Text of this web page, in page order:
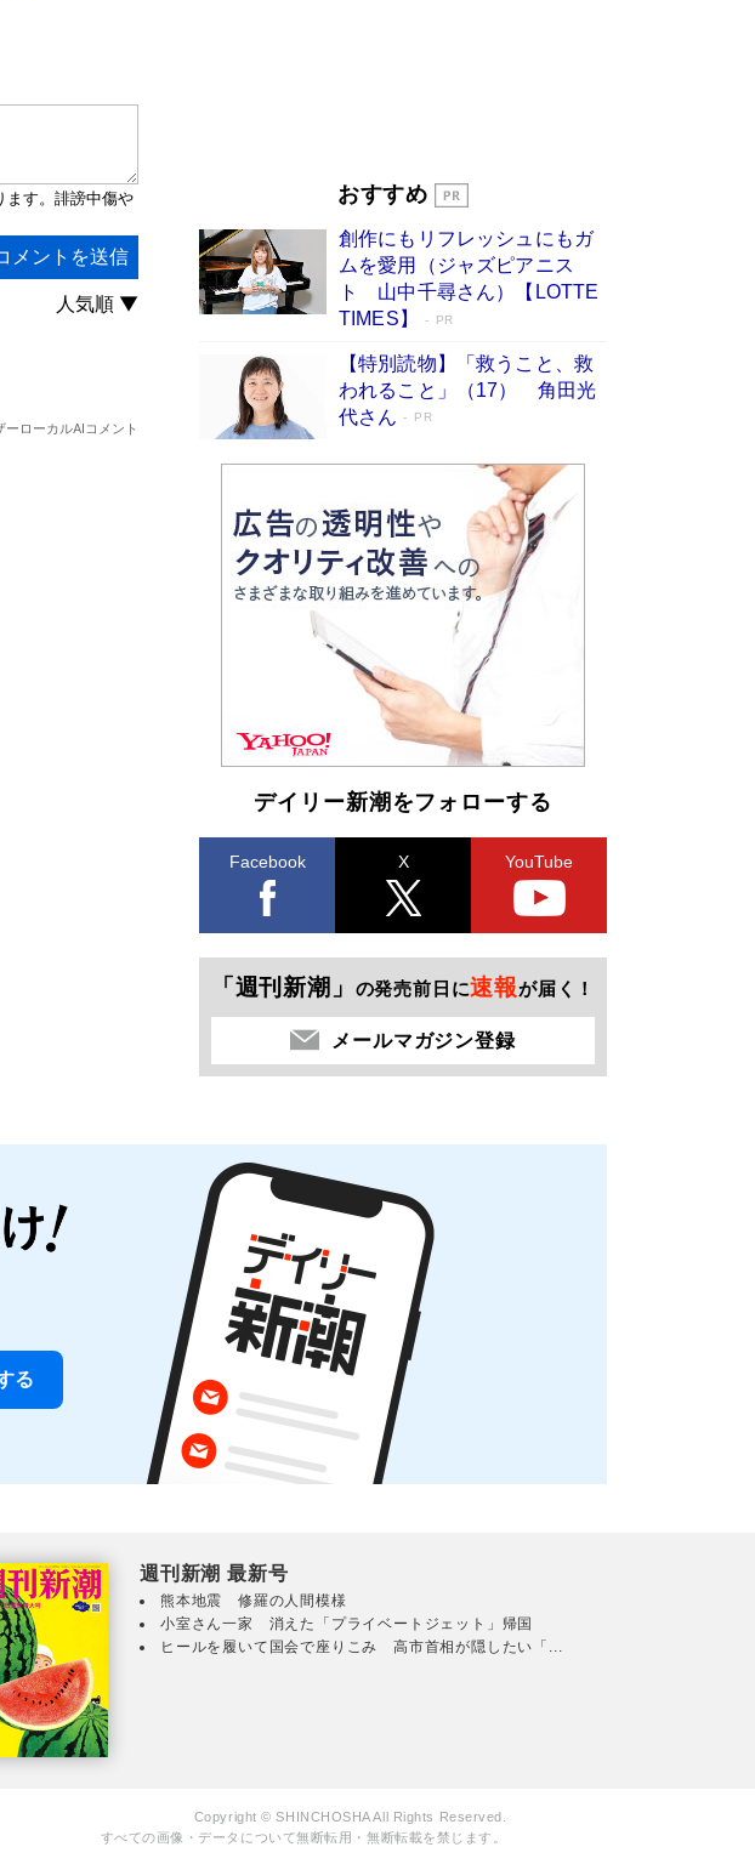
開発への関心を押し上げた18年の物語に幕 特装
Book Bang
友近氏、絶賛！ 鎌倉を舞台に、孤独を抱えた
人々が新たな一歩を踏み出す連作短篇集『海のほ
とりのプラネット』試し読み
おすすめ
創作にもリフレッシュにもガ
ムを愛用（ジャズピアニス
ト 山中千尋さん）【LOTTE
TIMES】
PR
【特別読物】「救うこと、救
われること」（17） 角田光
代さん
PR
デイリー新潮をフォローする
Facebook X YouTube
「週刊新潮」 の発売前日に速報が届く！
メールマガジン登録
週刊新潮 最新号
熊本地震 修羅の人間模様
小室さん一家 消えた「プライベートジェット」帰国
ヒールを履いて国会で座りこみ 高市首相が隠したい「...
Copyright © SHINCHOSHA All Rights Reserved.
すべての画像・データについて無断転用・無断転載を禁じます。